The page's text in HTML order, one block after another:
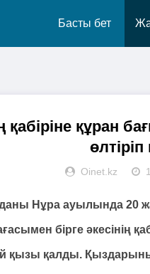
Басты бет
қабіріне құран
өлтіріп
Oinet.kz
Нұра ауылында 20
бірге әкесінің
қызы қалды.